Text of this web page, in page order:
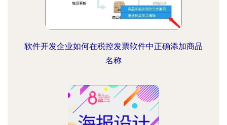
软件开发企业如何在税控发票软件中正确添加商品
名称